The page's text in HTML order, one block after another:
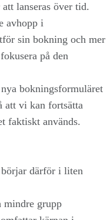
lanseras över tid.
avhopp i
sin bokning och mer
på den
bokningsformuläret
att vi kan fortsätta
faktiskt används.
därför i liten
mindre grupp